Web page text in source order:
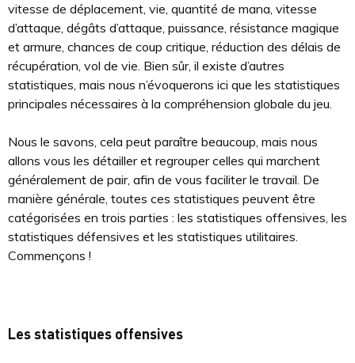
vitesse de déplacement, vie, quantité de mana, vitesse
d’attaque, dégâts d’attaque, puissance, résistance magique
et armure, chances de coup critique, réduction des délais de
récupération, vol de vie. Bien sûr, il existe d’autres
statistiques, mais nous n’évoquerons ici que les statistiques
principales nécessaires à la compréhension globale du jeu.
Nous le savons, cela peut paraître beaucoup, mais nous
allons vous les détailler et regrouper celles qui marchent
généralement de pair, afin de vous faciliter le travail. De
manière générale, toutes ces statistiques peuvent être
catégorisées en trois parties : les statistiques offensives, les
statistiques défensives et les statistiques utilitaires.
Commençons !
Les statistiques offensives